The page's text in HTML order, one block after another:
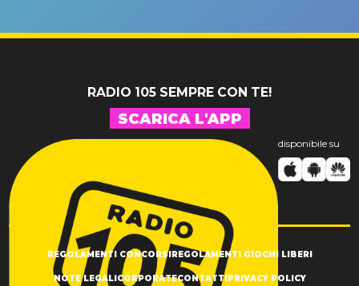
RADIO 105 SEMPRE CON TE!
SCARICA L'APP
disponibile su
REGOLAMENTI CONCORSI REGOLAMENTI GIOCHI LIBERI
NOTE LEGALI CORPORATECONTATTI PRIVACY POLICY